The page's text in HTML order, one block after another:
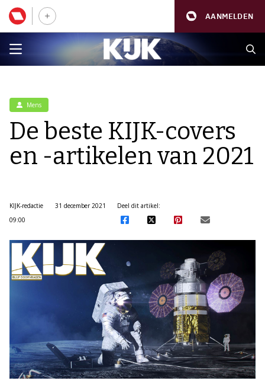
AANMELDEN
Mens
De beste KIJK-covers
en -artikelen van 2021
KIJK-redactie
31 december 2021
09:00
Deel dit artikel: